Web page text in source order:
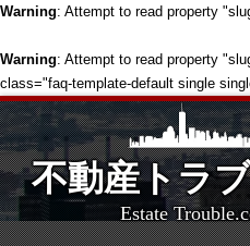
Warning: Attempt to read property
Warning: Attempt to read property
class="faq-template-default single
不動産トラ
Estate